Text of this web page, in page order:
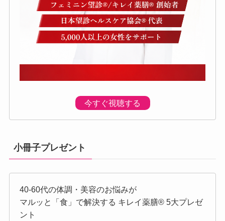
今すぐ視聴する
小冊子プレゼント
40-60代の体調・美容のお悩みが
マルッと「食」で解決する キレイ薬膳®︎ 5大プレゼ
ント